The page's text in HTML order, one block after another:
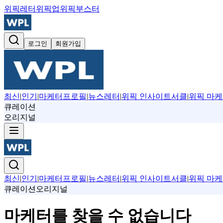
위픽레터 위픽업위픽부스터
로그인 회원가입
최신|인기 |마케터프로필|뉴스레터 |위픽 인사이트서클|위픽 마케
큐레이션
오리지널
최신|인기 |마케터프로필|뉴스레터 |위픽 인사이트서클|위픽 마케
큐레이션 오리지널
마케터를 찾을 수 없습니다